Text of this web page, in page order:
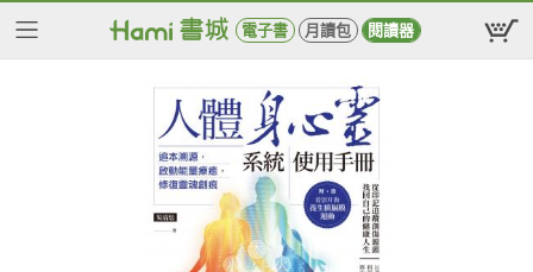
電子書 月讀包 閱讀器